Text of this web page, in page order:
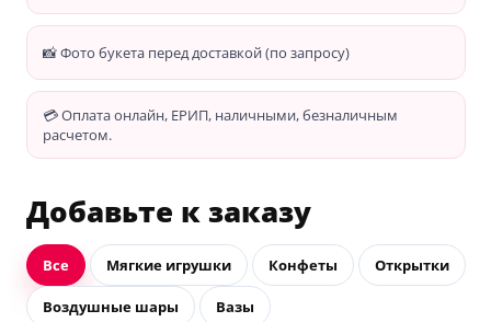
📸 Фото букета перед доставкой (по запросу)
💳 Оплата онлайн, ЕРИП, наличными, безналичным
расчетом.
Добавьте к заказу
Все Мягкие игрушки Конфеты Открытки
Воздушные шары Вазы